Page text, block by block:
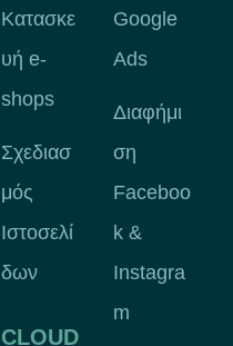
Κατασκε
υή e-
shops
Σχεδιασ
μός
Ιστοσελί
δων
CLOUD
Google
Ads
Διαφήμι
ση
Faceboo
k &
Instagra
m